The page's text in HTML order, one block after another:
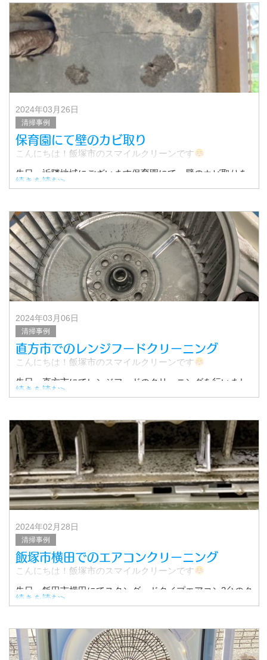
お風呂は、日々の
2024年03月26日
清掃事例
保育園にて壁のカビ取り
こんにちは！飯塚市のスマイルクリーンです
先日、近隣地域にございます保育園にて、壁のカビ取りを
行いました！
▼クリーニング前
続きを読む>
2024年03月06日
清掃事例
直方市でのレンジフードクリーニング
こんにちは！飯塚市のスマイルクリーンです
先日、直方市にてレンジフードのクリーニングを行いまし
た！
▼クリーニング前
お客様によると、フ
続きを読む>
2024年02月28日
清掃事例
飯塚市横田でのエアコンクリーニング
こんにちは！飯塚市のスマイルクリーンです
先日、飯田市横田にてスタンダードタイプエアコン3台のク
リーニングを行いました。
なお、今回のお客様には「寒
続きを読む>